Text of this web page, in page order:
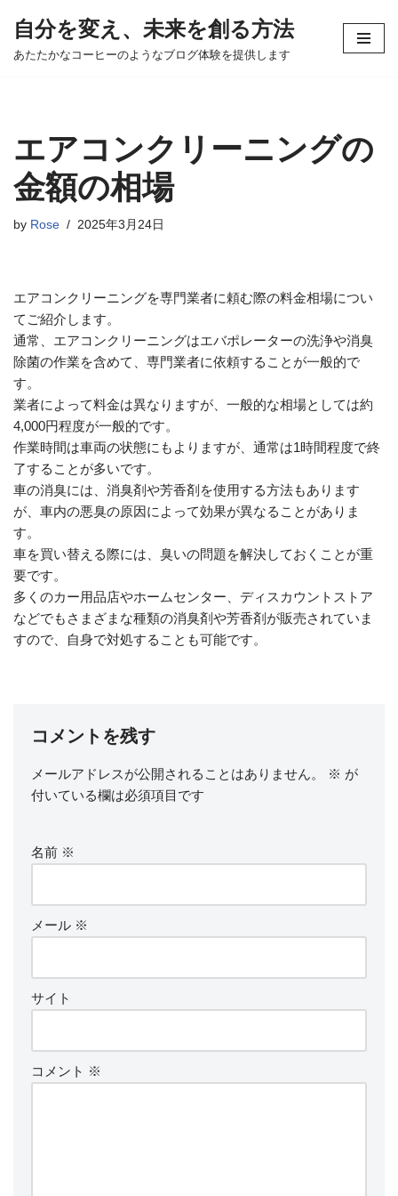
コ
へ
ス
キ
ッ
自分を変え、未来を創る方法
あたたかなコーヒーのようなブログ体験を提供します
エアコンクリーニングの
金額の相場
by Rose 2025年3月24日
エアコンクリーニングを専門業者に頼む際の料金相場につい
てご紹介します。
通常、エアコンクリーニングはエバポレーターの洗浄や消臭
除菌の作業を含めて、専門業者に依頼することが一般的で
す。
業者によって料金は異なりますが、一般的な相場としては約
4,000円程度が一般的です。
作業時間は車両の状態にもよりますが、通常は1時間程度で終
了することが多いです。
車の消臭には、消臭剤や芳香剤を使用する方法もあります
が、車内の悪臭の原因によって効果が異なることがありま
す。
車を買い替える際には、臭いの問題を解決しておくことが重
要です。
多くのカー用品店やホームセンター、ディスカウントストア
などでもさまざまな種類の消臭剤や芳香剤が販売されていま
すので、自身で対処することも可能です。
コメントを残す
メールアドレスが公開されることはありません。 ※ が
付いている欄は必須項目です
名前 ※
メール ※
サイト
コメント ※